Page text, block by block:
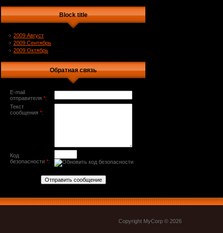
Block title
2009 Август
2009 Сентябрь
2009 Октябрь
Обратная связь
E-mail
отправителя *:
Текст
сообщения *:
Код
безопасности *:
Copyright MyCorp © 2026